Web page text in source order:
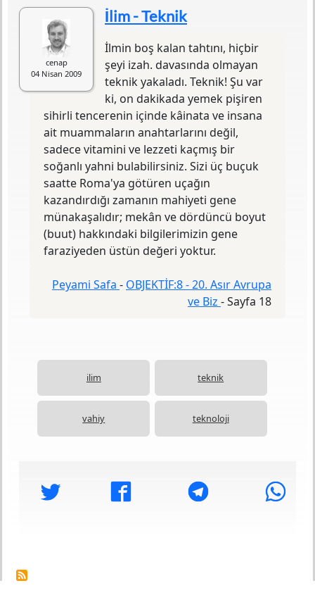
Sayfa Sayısı
278
Baskı Tarihi
1990
Yazılış Tarihi
ISBN
975-437-035-4
Baskı Sayısı
3. Baskı
İstanbul
Yayın Evi
Ötüken
Objektif serisinin sekizinci kitabı.
cenap
04 Nisan 2009
İlim - Teknik
İlmin boş kalan tahtını, hiçbir
şeyi izah. davasında olmayan
teknik yakaladı. Teknik! Şu var
ki, on dakikada yemek pişiren
sihirli tencerenin içinde kâinata ve insana
ait muammaların anahtarlarını değil,
sadece vitamini ve lezzeti kaçmış bir
soğanlı yahni bulabilirsiniz. Sizi üç buçuk
saatte Roma'ya götüren uçağın
kazandırdığı zamanın mahiyeti gene
münakaşalıdır; mekân ve dördüncü boyut
(buut) hakkındaki bilgilerimizin gene
faraziyeden üstün değeri yoktur.
Peyami Safa - OBJEKTİF:8 - 20. Asır Avrupa
ve Biz -Sayfa 18
ilim teknik
vahiy teknoloji